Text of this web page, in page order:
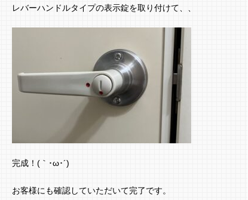
レバーハンドルタイプの表示錠を取り付けて、、
完成！(｀･ω･´)ゞ
お客様にも確認していただいて完了です。